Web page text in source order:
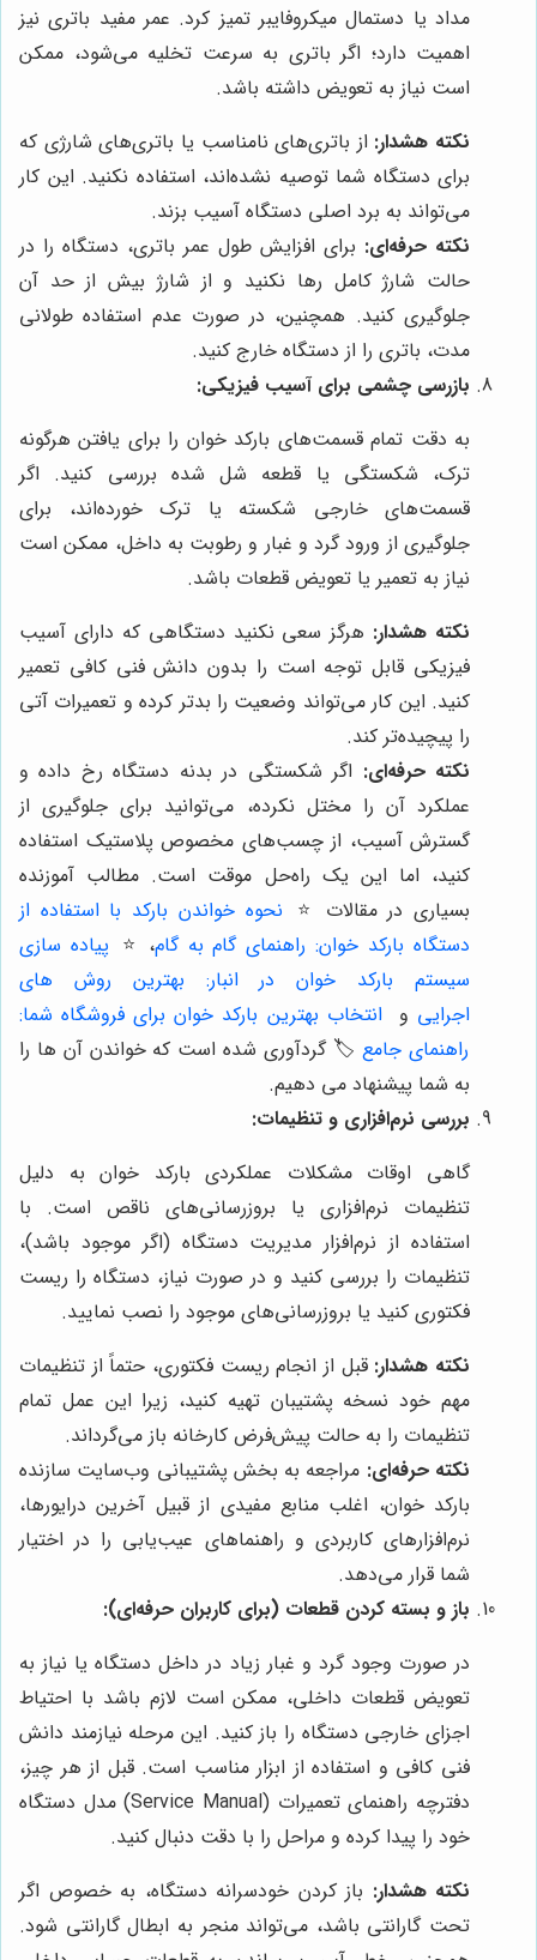
مداد یا دستمال میکروفایبر تمیز کرد. عمر مفید باتری نیز
اهمیت دارد؛ اگر باتری به سرعت تخلیه می‌شود، ممکن
است نیاز به تعویض داشته باشد.
نکته هشدار: از باتری‌های نامناسب یا باتری‌های شارژی که
برای دستگاه شما توصیه نشده‌اند، استفاده نکنید. این کار
می‌تواند به برد اصلی دستگاه آسیب بزند.
نکته حرفه‌ای: برای افزایش طول عمر باتری، دستگاه را در
حالت شارژ کامل رها نکنید و از شارژ بیش از حد آن
جلوگیری کنید. همچنین، در صورت عدم استفاده طولانی
مدت، باتری را از دستگاه خارج کنید.
بازرسی چشمی برای آسیب فیزیکی:
به دقت تمام قسمت‌های بارکد خوان را برای یافتن هرگونه
ترک، شکستگی یا قطعه شل شده بررسی کنید. اگر
قسمت‌های خارجی شکسته یا ترک خورده‌اند، برای
جلوگیری از ورود گرد و غبار و رطوبت به داخل، ممکن است
نیاز به تعمیر یا تعویض قطعات باشد.
نکته هشدار: هرگز سعی نکنید دستگاهی که دارای آسیب
فیزیکی قابل توجه است را بدون دانش فنی کافی تعمیر
کنید. این کار می‌تواند وضعیت را بدتر کرده و تعمیرات آتی
را پیچیده‌تر کند.
نکته حرفه‌ای: اگر شکستگی در بدنه دستگاه رخ داده و
عملکرد آن را مختل نکرده، می‌توانید برای جلوگیری از
گسترش آسیب، از چسب‌های مخصوص پلاستیک استفاده
کنید، اما این یک راه‌حل موقت است. مطالب آموزنده
بسیاری در مقالات ⭐️ نحوه خواندن بارکد با استفاده از
دستگاه بارکد خوان: راهنمای گام به گام، ⭐️ پیاده سازی
سیستم بارکد خوان در انبار: بهترین روش های
اجرایی و
انتخاب بهترین بارکد خوان برای فروشگاه شما:
راهنمای جامع 🏷️ گردآوری شده است که خواندن آن ها را
به شما پیشنهاد می دهیم.
بررسی نرم‌افزاری و تنظیمات:
گاهی اوقات مشکلات عملکردی بارکد خوان به دلیل
تنظیمات نرم‌افزاری یا بروزرسانی‌های ناقص است. با
استفاده از نرم‌افزار مدیریت دستگاه (اگر موجود باشد)،
تنظیمات را بررسی کنید و در صورت نیاز، دستگاه را ریست
فکتوری کنید یا بروزرسانی‌های موجود را نصب نمایید.
نکته هشدار: قبل از انجام ریست فکتوری، حتماً از تنظیمات
مهم خود نسخه پشتیبان تهیه کنید، زیرا این عمل تمام
تنظیمات را به حالت پیش‌فرض کارخانه باز می‌گرداند.
نکته حرفه‌ای: مراجعه به بخش پشتیبانی وب‌سایت سازنده
بارکد خوان، اغلب منابع مفیدی از قبیل آخرین درایورها،
نرم‌افزارهای کاربردی و راهنماهای عیب‌یابی را در اختیار
شما قرار می‌دهد.
باز و بسته کردن قطعات (برای کاربران حرفه‌ای):
در صورت وجود گرد و غبار زیاد در داخل دستگاه یا نیاز به
تعویض قطعات داخلی، ممکن است لازم باشد با احتیاط
اجزای خارجی دستگاه را باز کنید. این مرحله نیازمند دانش
فنی کافی و استفاده از ابزار مناسب است. قبل از هر چیز،
دفترچه راهنمای تعمیرات (Service Manual) مدل دستگاه
خود را پیدا کرده و مراحل را با دقت دنبال کنید.
نکته هشدار: باز کردن خودسرانه دستگاه، به خصوص اگر
تحت گارانتی باشد، می‌تواند منجر به ابطال گارانتی شود.